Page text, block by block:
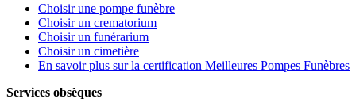
Choisir une pompe funèbre
Choisir un crematorium
Choisir un funérarium
Choisir un cimetière
En savoir plus sur la certification Meilleures Pompes Funèbres
Services obsèques